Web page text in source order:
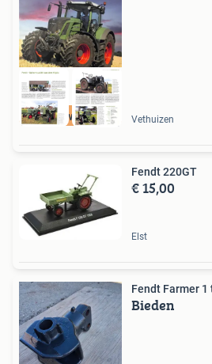
Nieuw Boek Vethuizen
Fendt 220GT
€ 15,00
Elst
Fendt Farmer 1
Bieden